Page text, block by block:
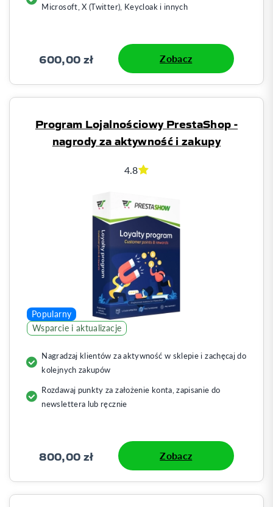
Microsoft, X (Twitter), Keycloak i innych
600,00 zł Zobacz
Program Lojalnościowy PrestaShop -
nagrody za aktywność i zakupy
4.8
Wsparcie i aktualizacje
Popularny
Nagradzaj klientów za aktywność w sklepie i zachęcaj do
kolejnych zakupów
Rozdawaj punkty za założenie konta, zapisanie do
newslettera lub ręcznie
800,00 zł Zobacz